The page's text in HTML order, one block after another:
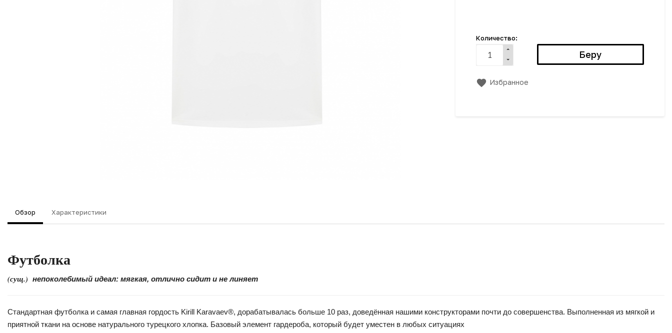
Количество:
Избранное
Обзор Характеристики
Футболка
(сущ.) непоколебимый идеал: мягкая, отлично сидит и не линяет
Стандартная футболка и самая главная гордость Kirill Karavaev®, дорабатывалась больше 10 раз, доведённая нашими конструкторами почти до совершенства. Выполненная из мягкой и
приятной ткани на основе натурального турецкого хлопка. Базовый элемент гардероба, который будет уместен в любых ситуациях